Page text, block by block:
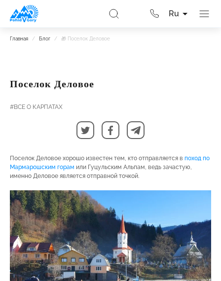
Ru
Главная / Блог / 🎁 Поселок Деловое
Поселок Деловое
#ВСЕ О КАРПАТАХ
Поселок Деловое хорошо известен тем, кто отправляется в поход по
Мармарошским горам или Гуцульским Альпам, ведь зачастую,
именно Деловое является отправной точкой.